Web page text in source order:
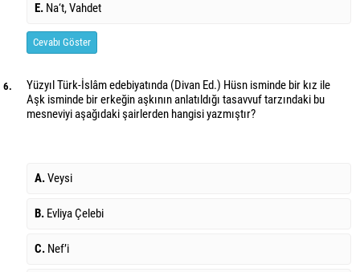
E. Na‘t, Vahdet
Cevabı Göster
6.
Yüzyıl Türk-İslâm edebiyatında (Divan Ed.) Hüsn isminde bir kız ile
Aşk isminde bir erkeğin aşkının anlatıldığı tasavvuf tarzındaki bu
mesneviyi aşağıdaki şairlerden hangisi yazmıştır?
A.Veysi
B. Evliya Çelebi
C. Nef’i